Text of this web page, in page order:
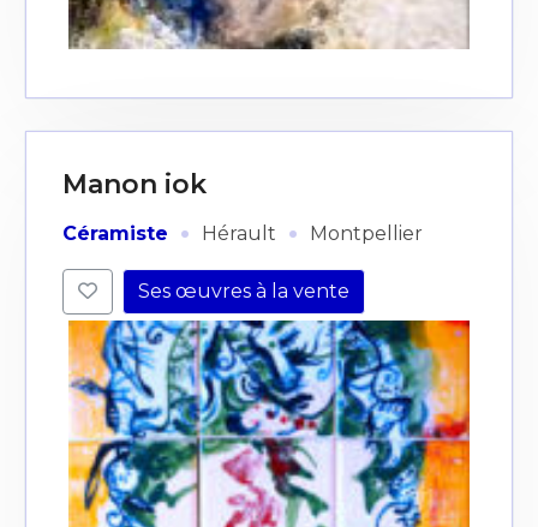
Manon iok
Céramiste · Hérault · Montpellier
Ses œuvres à la vente